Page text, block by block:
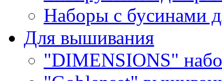
Наборы с бусинами
Для вышивания
"DIMENSIONS"